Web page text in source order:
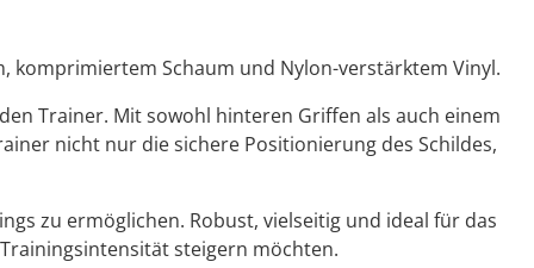
komprimiertem Schaum und Nylon-verstärktem Vinyl.
Trainer. Mit sowohl hinteren Griffen als auch einem
nicht nur die sichere Positionierung des Schildes,
zu ermöglichen. Robust, vielseitig und ideal für das
steigern möchten.